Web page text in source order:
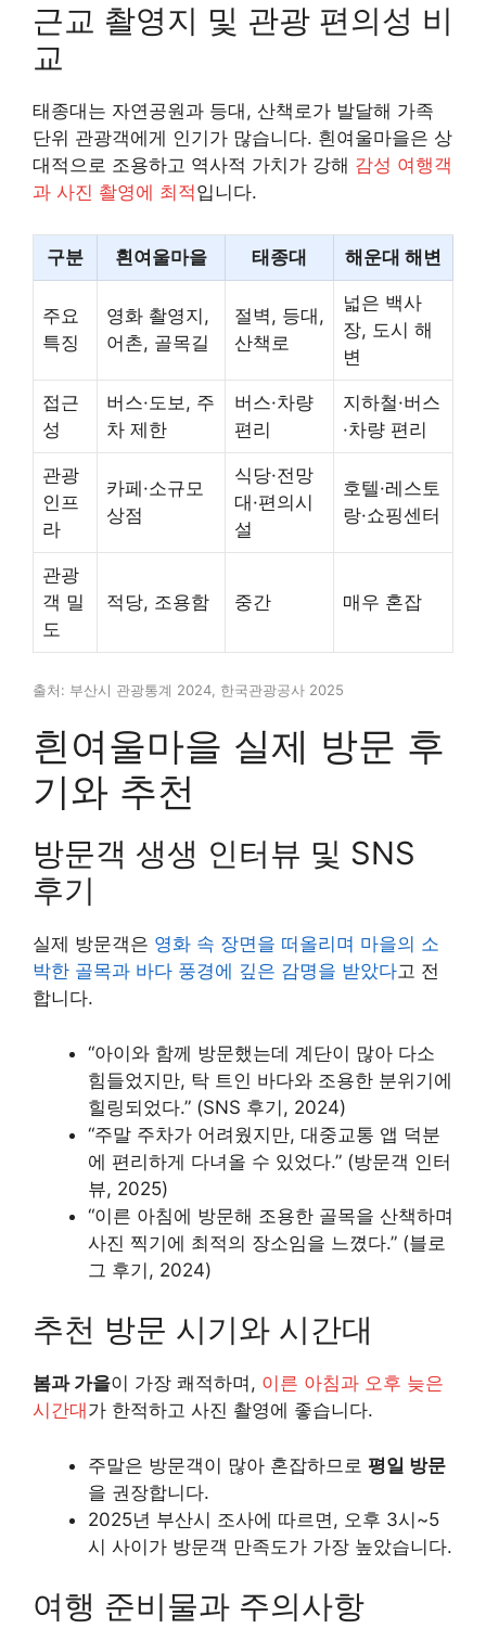
근교 촬영지 및 관광 편의성 비
교
태종대는 자연공원과 등대, 산책로가 발달해 가족
단위 관광객에게 인기가 많습니다. 흰여울마을은 상
대적으로 조용하고 역사적 가치가 강해 감성 여행객
과 사진 촬영에 최적입니다.
구분 흰여울마을 태종대 해운대 해변
주요
특징
영화 촬영지,
어촌, 골목길
절벽, 등대,
산책로
넓은 백사
장, 도시 해
변
접근
성
버스·도보, 주
차 제한
버스·차량
편리
지하철·버스
·차량 편리
관광
인프
라
카페·소규모
상점
식당·전망
대·편의시
설
호텔·레스토
랑·쇼핑센터
관광
객 밀
도
적당, 조용함 중간 매우 혼잡
출처: 부산시 관광통계 2024, 한국관광공사 2025
흰여울마을 실제 방문 후
기와 추천
방문객 생생 인터뷰 및 SNS
후기
실제 방문객은 영화 속 장면을 떠올리며 마을의 소
박한 골목과 바다 풍경에 깊은 감명을 받았다고 전
합니다.
“아이와 함께 방문했는데 계단이 많아 다소
힘들었지만, 탁 트인 바다와 조용한 분위기에
힐링되었다.” (SNS 후기, 2024)
“주말 주차가 어려웠지만, 대중교통 앱 덕분
에 편리하게 다녀올 수 있었다.” (방문객 인터
뷰, 2025)
“이른 아침에 방문해 조용한 골목을 산책하며
사진 찍기에 최적의 장소임을 느꼈다.” (블로
그 후기, 2024)
추천 방문 시기와 시간대
봄과 가을이 가장 쾌적하며, 이른 아침과 오후 늦은
시간대 가 한적하고 사진 촬영에 좋습니다.
주말은 방문객이 많아 혼잡하므로 평일 방문
을 권장합니다.
2025년 부산시 조사에 따르면, 오후 3시~5
시 사이가 방문객 만족도가 가장 높았습니다.
여행 준비물과 주의사항